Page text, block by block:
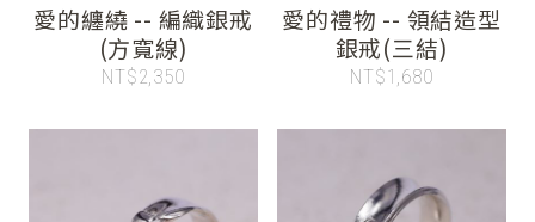
愛的纏繞 -- 編織銀戒
(方寬線)
NT$2,350
愛的禮物 -- 領結造型
銀戒(三結)
NT$1,680